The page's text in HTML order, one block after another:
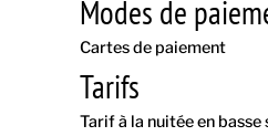
Modes de
Cartes de paiement
Tarifs
Tarif à la nuitée en basse